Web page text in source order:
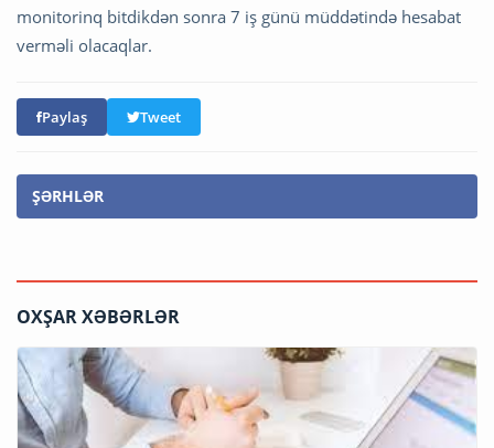
monitorinq bitdikdən sonra 7 iş günü müddətində hesabat
verməli olacaqlar.
Paylaş Tweet
ŞƏRHLƏR
OXŞAR XƏBƏRLƏR